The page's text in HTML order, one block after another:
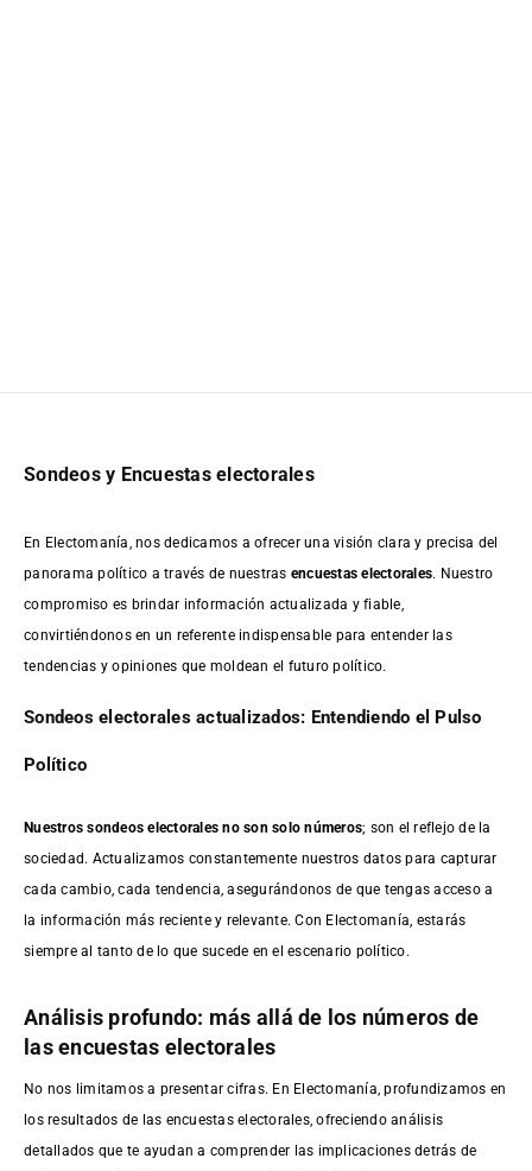
Sondeos y Encuestas electorales
En Electomanía, nos dedicamos a ofrecer una visión clara y precisa del
panorama político a través de nuestras encuestas electorales. Nuestro
compromiso es brindar información actualizada y fiable,
convirtiéndonos en un referente indispensable para entender las
tendencias y opiniones que moldean el futuro político.
Sondeos electorales actualizados: Entendiendo el Pulso
Político
Nuestros sondeos electorales no son solo números; son el reflejo de la
sociedad. Actualizamos constantemente nuestros datos para capturar
cada cambio, cada tendencia, asegurándonos de que tengas acceso a
la información más reciente y relevante. Con Electomanía, estarás
siempre al tanto de lo que sucede en el escenario político.
Análisis profundo: más allá de los números de
las encuestas electorales
No nos limitamos a presentar cifras. En Electomanía, profundizamos en
los resultados de las encuestas electorales, ofreciendo análisis
detallados que te ayudan a comprender las implicaciones detrás de